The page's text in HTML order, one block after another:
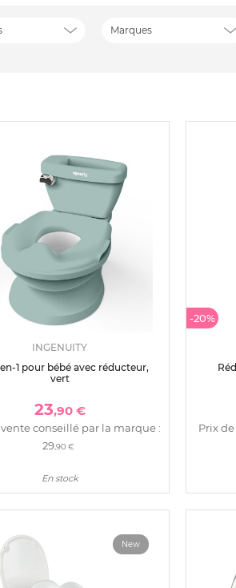
Marques
INGENUITY
1 pour bébé avec réducteur,
vert
23,90 €
conseillé par la marque :
29,90 €
En stock
-20%
Prix
New